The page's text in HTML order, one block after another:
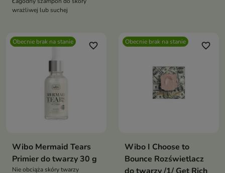
wrażliwej lub suchej
Obecnie brak na stanie favorite_border
Wibo Mermaid Tears
Primier do twarzy 30 g
Nie obciąża skóry twarzy
Obecnie brak na stanie favorite_border
Wibo I Choose to
Bounce Rozświetlacz